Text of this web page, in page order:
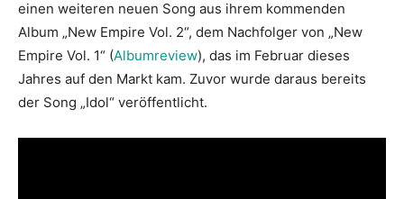
einen weiteren neuen Song aus ihrem kommenden
Album „New Empire Vol. 2“, dem Nachfolger von „New
Empire Vol. 1“ (Albumreview), das im Februar dieses
Jahres auf den Markt kam. Zuvor wurde daraus bereits
der Song „Idol“ veröffentlicht.